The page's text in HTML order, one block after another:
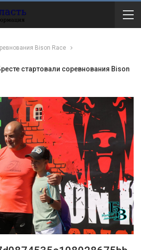
Bison Race
стартовали соревнования Bison